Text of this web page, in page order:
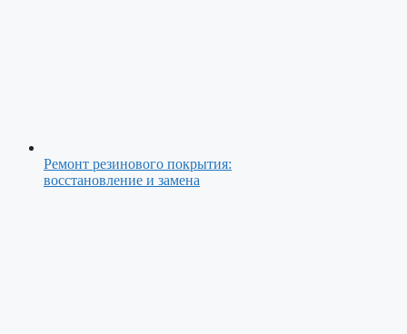
Ремонт резинового покрытия:
восстановление и замена